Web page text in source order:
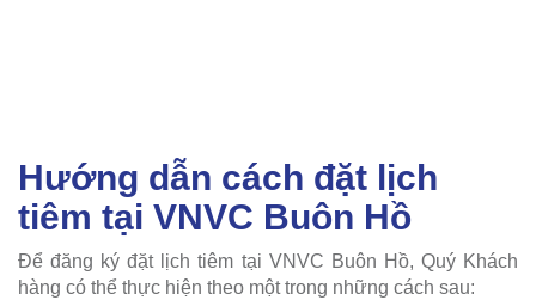
Hướng dẫn cách đặt lịch
tiêm tại VNVC Buôn Hồ
Để đăng ký đặt lịch tiêm tại VNVC Buôn Hồ, Quý Khách
hàng có thể thực hiện theo một trong những cách sau: